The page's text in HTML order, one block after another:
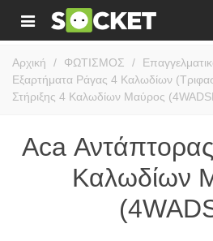
Αρχική / ΦΩΤΙΣΜΟΣ /
Εξαρτήματα Ράγας 4 Καλωδίων
Στήριξης 4 Καλωδίων Μαύρος
Aca
Καλωδίων